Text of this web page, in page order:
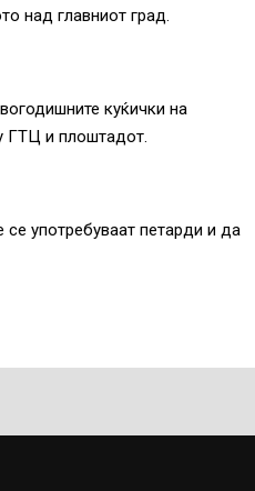
над главниот град.
куќички на
ГТЦ и плоштадот.
употребуваат петарди и да